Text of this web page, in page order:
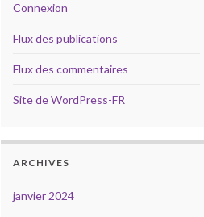
Connexion
Flux des publications
Flux des commentaires
Site de WordPress-FR
ARCHIVES
janvier 2024